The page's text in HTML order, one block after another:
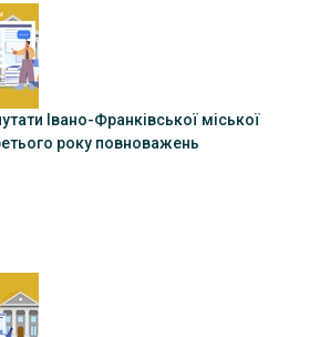
Івано-Франківської міської
року повноважень